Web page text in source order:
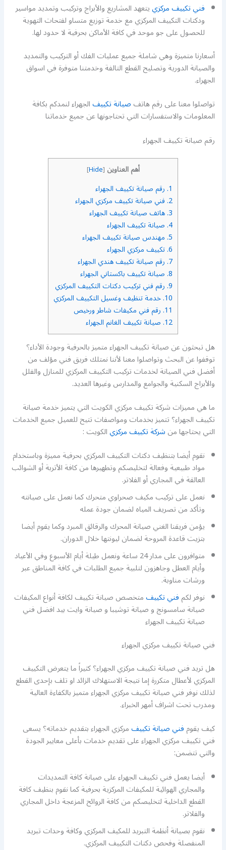
فني تكييف مركزييتعهد المشاريع والأبراج وتركيب وتمديد مواسير
ودكتات التكييف المركزي مع خدمة توزيع متساو لفتحات التهوية
للحصول على جو موحد في كافة الأماكن بحرفية لا حدود لها.
أسعارنا متميزة وهي شاملة جميع عمليات الفك أو التركيب والتمديد
والصيانة الدورية وتصليح القطع التالفة وخدمتنا متوفرة في اسواق
الجهراء.
تواصلوا معنا على رقم هاتفصيانة تكييفالجهراء لنمدكم بكافة
المعلومات والاستفسارات التي تحتاجونها عن جميع خدماتنا
رقم صيانة تكييف الجهراء
أهم العناوين [
Hide
]
1. رقم صيانة تكييف الجهراء
2. فني صيانة تكييف مركزي الجهراء
3. هاتف صيانة تكييف الجهراء
4. صيانة تكييف الجهراء
5. مهندس صيانة تكييف الجهراء
6. تكييف مركزي الجهراء
7. رقم صيانة تكييف هندي الجهراء
8. صيانة تكييف باكستاني الجهراء
9. رقم فني تركيب دكتات التكييف المركزي
10. خدمة تنظيف وغسيل التكييف المركزي
11. رقم فني مكيفات شاطر ورخيص
12. صيانة تكييف الغانم الجهراء
هل تبحثون عن صيانة تكييف الجهراء متميز بالحرفية وجودة الأداء؟
توقفوا عن البحث وتواصلوا معنا لأننا نمتلك فريق فني مؤلف من
أفضل فني الصيانة لخدمات تركيب التكييف المركزي للمنازل والفلل
والأبراج السكنية والجوامع والمدارس وغيرها العديد.
ما هي مميزات شركة تكييف مركزي الكويت التي يتميز خدمة صيانة
تكييف الجهراء؟ تتميز بخدمات ومواصفات تتيح للعميل جميع الخدمات
التي يحتاجها منشركة تكييف مركزيالكويت :
نقوم أيضا بتنظيف دكتات التكييف المركزي بحرفية مميزة وباستخدام
مواد طبيعية وفعالة لتخليصكم وتطهيرها من كافة الأتربة أو الشوائب
العالقة في المجاري أو الفلاتر.
نعمل على تركيب مكيف صحراوي متحرك كما نعمل على صيانته
وتأكد من تصريف المياه لضمان جودة عمله
يؤمن فريقنا الغني صيانة المحرك والرقائق المبرد وكما يقوم أيضا
بتزيت قاعدة المروحة لضمان ليونتها خلال الدوران.
متوافرون على مدار 24 ساعة ونعمل طيلة أيام الأسبوع وفي الأعياد
وأيام العطل وجاهزون لتلبية جميع الطلبات في كافة المناطق عبر
ورشات مناوبة.
نوفر لكمفني تكييفمتخصص صيانة تكييف لكافة أنواع المكيفات
صيانة سامسونج و صيانة توشيبا و صيانة وايت بيد افضل فني
صيانة تكييف الجهراء
فني صيانة تكييف مركزي الجهراء
هل تريد فني صيانة تكييف مركزي الجهراء؟ كثيراً ما يتعرض التكييف
المركزي لأعطال متكررة إما نتيجة الاستهلاك الزائد او تلف بإحدى القطع
لذلك نوفر فني صيانة تكييف مركزي الجهراء متميز بالكفاءة العالية
ومدرب تحت اشراف أمهر الخبراء.
كيف يقومفني صيانة تكييفمركزي الجهراء بتقديم خدماته؟ يسعى
فني تكييف مركزي الجهراء على تقديم خدمات بأعلى معايير الجودة
والتي تتضمن:
أيضا يعمل فني تكييف الجهراء على صيانة كافة التمديدات
والمجاري الهوائية للمكيفات المركزية بحرفية كما نقوم بنظيف كافة
القطع الداخلية لتخليصكم من كافة الروائح المزعجة داخل المجاري
والفلاتر.
نقوم بصيانة أنظمة التبريد للمكيف المركزي وكافة وحدات تبريد
المنفصلة وفحص دكتات التكييف المركزي.